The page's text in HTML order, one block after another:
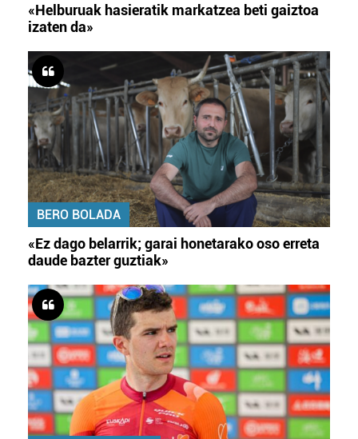
«Helburuak hasieratik markatzea beti gaiztoa
izaten da»
BERO BOLADA
«Ez dago belarrik; garai honetarako oso erreta
daude bazter guztiak»